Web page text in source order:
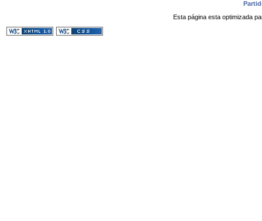
Esta página esta optimizada